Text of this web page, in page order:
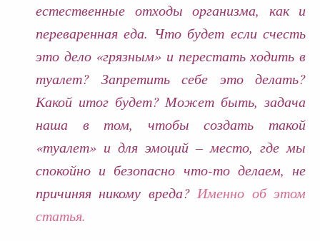
естественные отходы организма, как и
переваренная еда. Что будет если счесть
это дело «грязным» и перестать ходить в
туалет? Запретить себе это делать?
Какой итог будет? Может быть, задача
наша в том, чтобы создать такой
«туалет» и для эмоций – место, где мы
спокойно и безопасно что-то делаем, не
причиняя никому вреда?Именно об этом
статья.